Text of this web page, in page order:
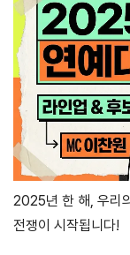
2025년 한 해, 우리
전쟁이 시작됩니다!